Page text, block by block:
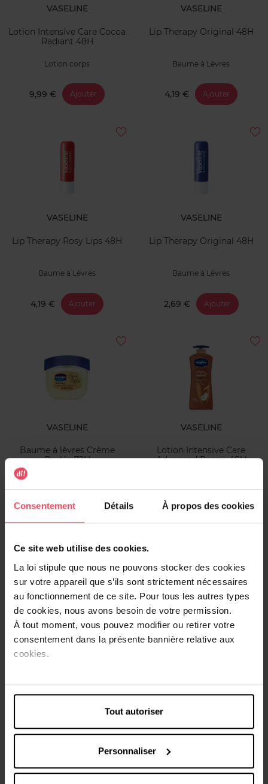
Consentement Détails À propos des cookies
Ce site web utilise des cookies.
La loi stipule que nous ne pouvons stocker des cookies
sur votre appareil que s’ils sont strictement nécessaires
au fonctionnement de ce site. Pour tous les autres types
de cookies, nous avons besoin de votre permission.
À tout moment, vous pouvez modifier ou retirer votre
consentement dans la présente bannière relative aux
cookies.
Tout autoriser
Personnaliser
VASELINE
Lotion Intensive Care Cocoa
Radiant 48H
Lotion corps
9,99 € Ajouter
VASELINE
Lip Therapy Original 48H
Baume à Lèvres
4,19 € Ajouter
VASELINE
Lip Therapy Rosy Lips 48H
Baume à Lèvres
4,19 € Ajouter
VASELINE
Lip Therapy Original 48H
Baume à Lèvres
2,69 € Ajouter
VASELINE
Baume à lèvres Crème
Brulée 72H
2,99 €
VASELINE
Lotion Intensive Care
Advanced Repair 48H
9,99 €
VASELINE
Baume à lèvres Rosy Lips
Baume à Lèvres
VASELINE
Huile corps